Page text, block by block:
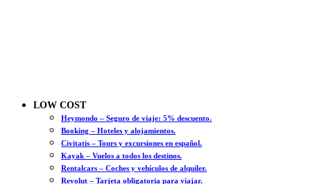
LOW COST
Heymondo – Seguro de viaje: 5% descuento.
Booking – Hoteles y alojamientos.
Civitatis – Tours y excursiones en español.
Kayak – Vuelos a todos los destinos.
Rentalcars – Coches y vehículos de alquiler.
Revolut – Tarjeta obligatoria para viajar.